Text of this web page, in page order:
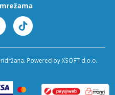
Powered by XSOFT d.o.o.